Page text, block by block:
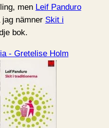
men Leif Panduro
nämner Skit i
bok.